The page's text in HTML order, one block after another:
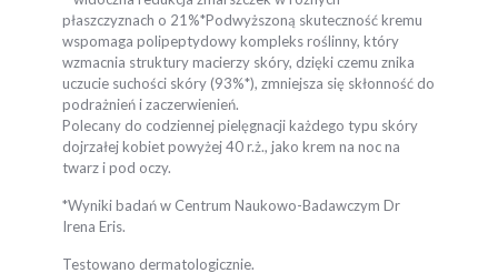
płaszczyznach o 21%*Podwyższoną skuteczność kremu
wspomaga polipeptydowy kompleks roślinny, który
wzmacnia struktury macierzy skóry, dzięki czemu znika
uczucie suchości skóry (93%*), zmniejsza się skłonność do
podrażnień i zaczerwienień.
Polecany do codziennej pielęgnacji każdego typu skóry
dojrzałej kobiet powyżej 40 r.ż., jako krem na noc na
twarz i pod oczy.
*Wyniki badań w Centrum Naukowo-Badawczym Dr
Irena Eris.
Testowano dermatologicznie.